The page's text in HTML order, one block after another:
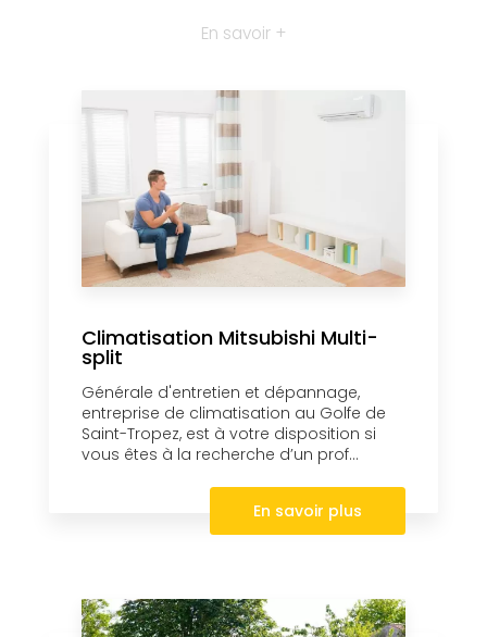
En savoir +
Climatisation Mitsubishi Multi-
split
Générale d'entretien et dépannage,
entreprise de climatisation au Golfe de
Saint-Tropez, est à votre disposition si
vous êtes à la recherche d’un prof...
En savoir plus